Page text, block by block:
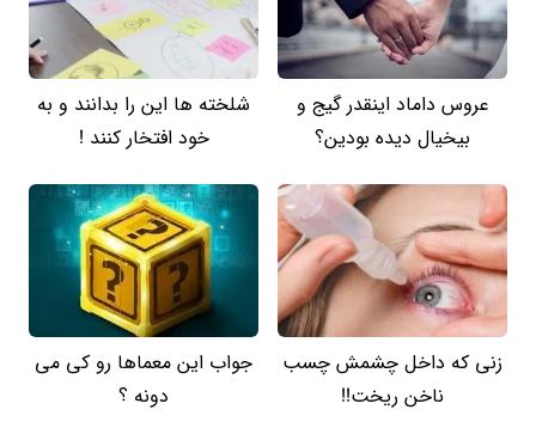
عروس داماد اینقدر گیج و
بیخیال دیده بودین؟
شلخته ها این را بدانند و به
خود افتخار کنند !
زنی که داخل چشمش چسب
ناخن ریخت!!
جواب این معماها رو کی می
دونه ؟